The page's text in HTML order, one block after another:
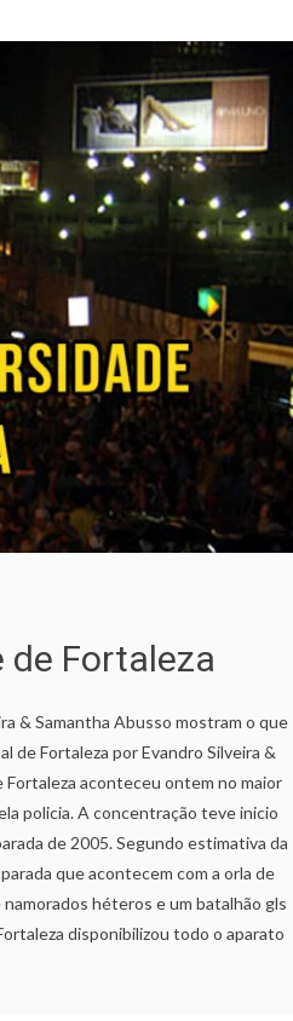
de Fortaleza
& Samantha Abusso mostram o que
de Fortaleza por Evandro Silveira &
Fortaleza aconteceu ontem no maior
policia. A concentração teve inicio
de 2005. Segundo estimativa da
que acontecem com a orla de
héteros e um batalhão gls
disponibilizou todo o aparato